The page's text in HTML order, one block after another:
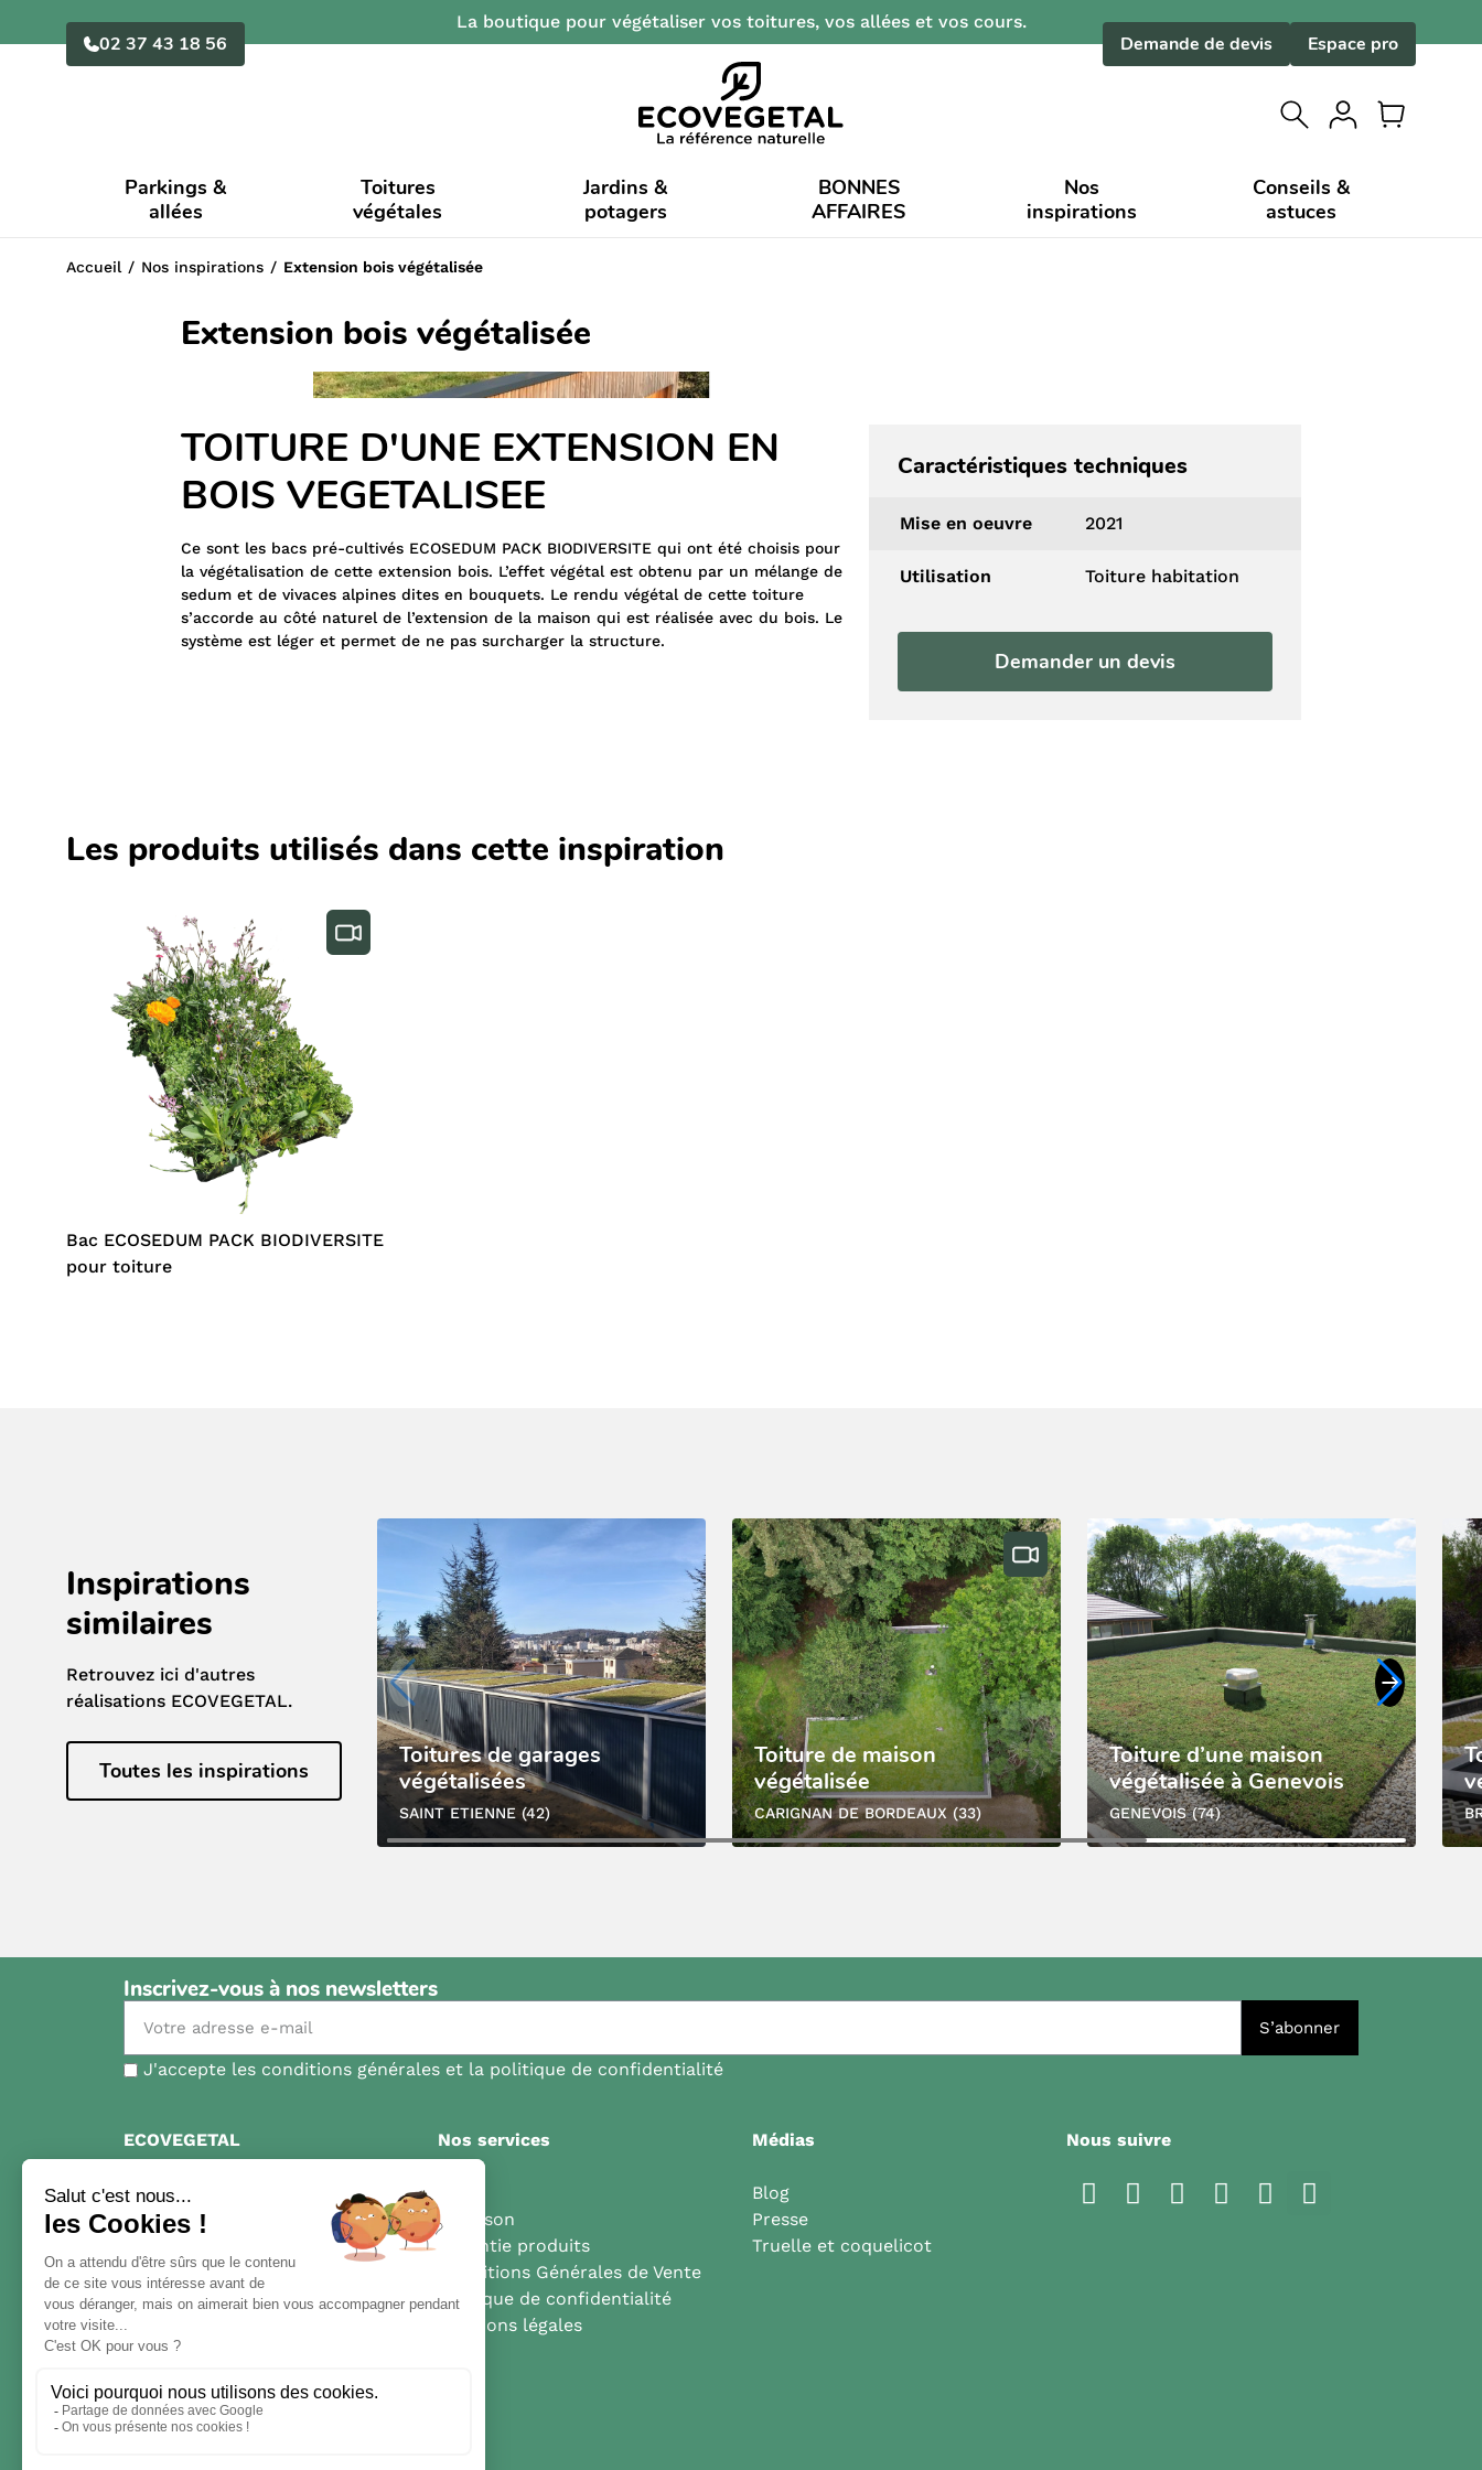
02 37 43 18 56
La boutique pour végétaliser vos toitures, vos allées et vos cours.
Demande de devis Espace pro
Parkings &
allées
Toitures
végétales
Jardins &
potagers
BONNES
AFFAIRES
Nos
inspirations
Conseils &
astuces
Accueil Nos inspirations Extension bois végétalisée
Extension bois végétalisée
TOITURE D'UNE EXTENSION EN
BOIS VEGETALISEE
Ce sont les bacs pré-cultivés ECOSEDUM PACK BIODIVERSITE qui ont été choisis pour
la végétalisation de cette extension bois. L’effet végétal est obtenu par un mélange de
sedum et de vivaces alpines dites en bouquets. Le rendu végétal de cette toiture
s’accorde au côté naturel de l’extension de la maison qui est réalisée avec du bois. Le
système est léger et permet de ne pas surcharger la structure.
Caractéristiques techniques
Mise en oeuvre 2021
Utilisation Toiture habitation
Demander un devis
Les produits utilisés dans cette inspiration
Bac ECOSEDUM PACK BIODIVERSITE
pour toiture
Inspirations
similaires
Retrouvez ici d'autres
réalisations ECOVEGETAL.
Toutes les inspirations
Toitures de garages
végétalisées
SAINT ETIENNE (42)
Toiture de maison
végétalisée
CARIGNAN DE BORDEAUX (33)
Toiture d’une maison
végétalisée à Genevois
GENEVOIS (74)
Inscrivez-vous à nos newsletters
S’abonner
J'accepte les conditions générales et la politique de confidentialité
ECOVEGETAL
Qui sommes-nous?
Contact
Parking perméables
Toitures végétales
Nos services
Livraison
Garantie produits
Conditions Générales de Vente
Politique de confidentialité
Mentions légales
Médias
Blog
Presse
Truelle et coquelicot
Nous suivre